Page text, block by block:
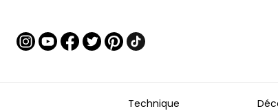
Technique